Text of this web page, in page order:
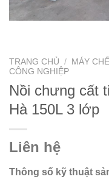
TRANG CHỦ / MÁY
CÔNG NGHIỆP
Nồi chưng cất
Hà 150L 3 lớp
Liên hệ
Thông số kỹ thuật